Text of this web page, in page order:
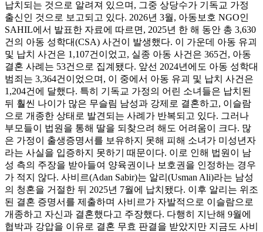
납치되는 것으로 알려져 있으며, 그중 상당수가 기독교 가정
출신인 것으로 보고되고 있다. 2026년 3월, 아동보호 NGO인
SAHIL에서 발표한 자료에 따르면, 2025년 한 해 동안 총 3,630
건의 아동 성학대(CSA) 사건이 발생했다. 이 가운데 아동 유괴
및 납치 사건은 1,107건이었고, 실종 아동 사건은 365건, 아동
결혼 사례는 53건으로 집계됐다. 앞선 2024년에도 아동 성학대
범죄는 3,364건이었으며, 이 중에서 아동 유괴 및 납치 사건은
1,204건에 달했다. 특히 기독교 가정의 어린 소녀들은 납치된
뒤 훨씬 나이가 많은 무슬림 남성과 강제로 결혼하고, 이슬람
으로 개종한 상태로 발견되는 사례가 반복되고 있다. 그러나
부모들이 법원을 통해 딸을 되찾으려 해도 어려움이 크다. 많
은 가정이 출생증명서를 보유하지 못해 피해 소녀가 미성년자
라는 사실을 입증하지 못하기 때문이다. 이로 인해 법원이 남
성 측의 주장을 받아들여 양육권이나 보호권을 인정하는 경우
가 적지 않다. 사비르(Adan Sabir)는 알리(Usman Ali)라는 남성
의 청혼을 거절한 뒤 2025년 7월에 납치됐다. 이후 알리는 위조
된 결혼 증명서를 제출하며 사비르가 자발적으로 이슬람으로
개종하고 자신과 결혼했다고 주장했다. 다행히 지난해 9월에
협박과 강압을 이유로 결혼 무효 판결을 받았지만 지금도 사비